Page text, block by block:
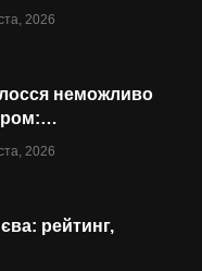
2026
неможливо
2026
рейтинг,